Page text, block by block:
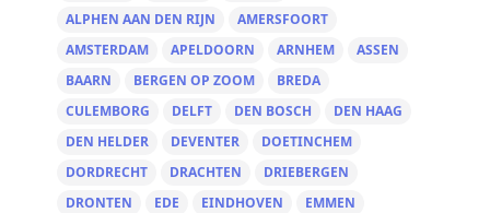
ALPHEN AAN DEN RIJN
AMERSFOORT
AMSTERDAM
APELDOORN ARNHEM
ASSEN
BAARN
BERGEN OP ZOOM
BREDA
CULEMBORG
DELFT DEN BOSCH
DEN HAAG
DEN HELDER
DEVENTER
DOETINCHEM
DORDRECHT
DRACHTEN
DRIEBERGEN
DRONTEN
EDE EINDHOVEN
EMMEN